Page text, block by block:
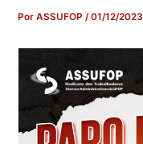
PorASSUFOP/01/12/2023